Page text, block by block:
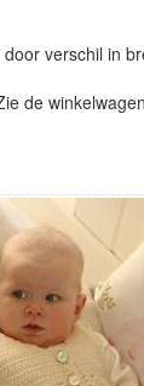
verschil in
de